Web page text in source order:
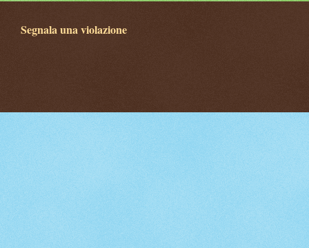
Segnala una violazione